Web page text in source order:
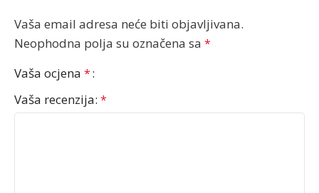
Vaša email adresa neće biti objavljivana.
Neophodna polja su označena sa *
Vaša ocjena *
Vaša recenzija: *